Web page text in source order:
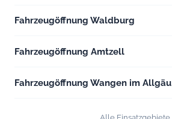
Fahrzeugöffnung Waldburg
Fahrzeugöffnung Amtzell
Fahrzeugöffnung Wangen im Allgäu